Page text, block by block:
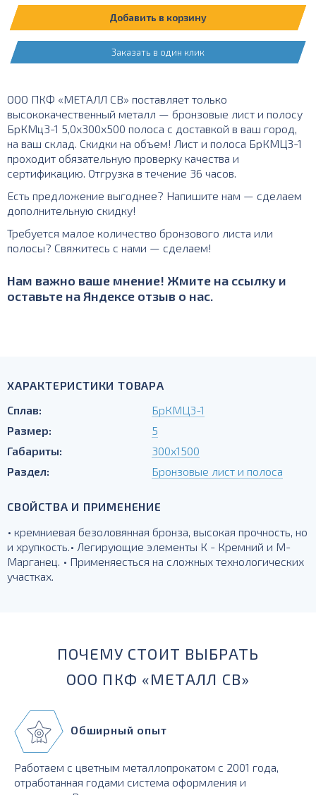
Добавить в корзину
Заказать в один клик
ООО ПКФ «МЕТАЛЛ СВ» поставляет только
высококачественный металл — бронзовые лист и полосу
БрКМц3-1 5,0х300х500 полоса с доставкой в ваш город,
на ваш склад. Скидки на объем! Лист и полоса БрКМЦ3-1
проходит обязательную проверку качества и
сертификацию. Отгрузка в течение 36 часов.
Есть предложение выгоднее? Напишите нам — сделаем
дополнительную скидку!
Требуется малое количество бронзового листа или
полосы? Свяжитесь с нами — сделаем!
Нам важно ваше мнение! Жмите на ссылку и
оставьте на Яндексе отзыв о нас.
ХАРАКТЕРИСТИКИ ТОВАРА
Сплав:
БрКМЦ3-1
Размер:
5
Габариты:
300х1500
Раздел:
Бронзовые лист и полоса
СВОЙСТВА И ПРИМЕНЕНИЕ
• кремниевая безоловянная бронза, высокая прочность, но
и хрупкость.• Легирующие элементы К - Кремний и М-
Марганец. • Применяесться на сложных технологических
участках.
ПОЧЕМУ СТОИТ ВЫБРАТЬ
ООО ПКФ «МЕТАЛЛ СВ»
Обширный опыт
Работаем с цветным металлопрокатом с 2001 года,
отработанная годами система оформления и